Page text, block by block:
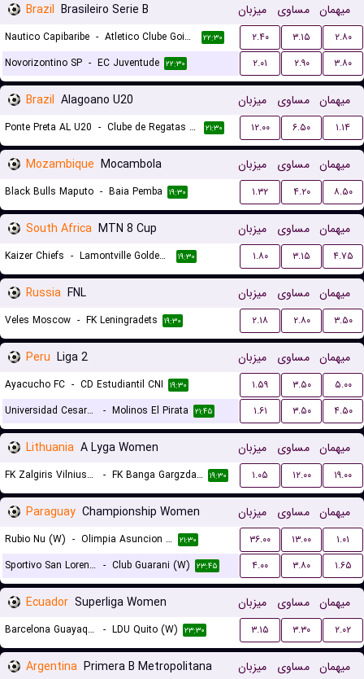
Brazil Brasileiro Serie B میزبان مساوی میهمان
Nautico Capibaribe - Atletico Clube Goianiense ۲۲:۳۰ ۲.۴۰ ۳.۱۵
۲.۸۰
Novorizontino SP - EC Juventude ۲۲:۳۰ ۲.۰۱ ۲.۹۰ ۳.۸۰
Brazil Alagoano U20 میزبان مساوی میهمان
Ponte Preta AL U20 - Clube de Regatas Brasil U20 ۲۱:۳۰ ۱۲.۰۰ ۶.۵۰ ۱.۱۴
Mozambique Mocambola میزبان مساوی میهمان
Black Bulls Maputo - Baia Pemba ۱۹:۳۰ ۱.۳۲ ۴.۲۰ ۸.۵۰
South Africa MTN 8 Cup میزبان مساوی میهمان
Kaizer Chiefs - Lamontville Golden Arrows ۱۹:۳۰ ۱.۸۰ ۳.۱۵ ۴.۷۵
Russia FNL میزبان مساوی میهمان
Veles Moscow - FK Leningradets ۱۹:۳۰ ۲.۱۸ ۲.۸۰ ۳.۵۰
Peru Liga 2 میزبان مساوی میهمان
Ayacucho FC - CD Estudiantil CNI ۱۹:۳۰ ۱.۵۹ ۳.۵۰
۵.۰۰
Universidad Cesar Vallejo
- Molinos El Pirata ۲۱:۴۵ ۱.۶۱ ۳.۵۰ ۴.۵۰
Lithuania A Lyga Women میزبان مساوی میهمان
FK Zalgiris Vilnius (W) - FK Banga Gargzdai (W) ۱۹:۳۰ ۱.۰۵ ۱۲.۰۰ ۱۹.۰۰
Paraguay Championship Women میزبان مساوی میهمان
Rubio Nu (W) - Olimpia Asuncion (W) ۲۱:۳۰ ۳۶.۰۰ ۱۳.۰۰
۱.۰۱
Sportivo San Lorenzo (W) - Club Guarani (W) ۲۳:۴۵ ۴.۰۰ ۳.۸۰ ۱.۶۵
Ecuador Superliga Women میزبان مساوی میهمان
Barcelona Guayaquil (W) - LDU Quito (W) ۲۳:۳۰ ۳.۱۵ ۳.۳۰ ۲.۰۲
Argentina Primera B Metropolitana میزبان مساوی میهمان